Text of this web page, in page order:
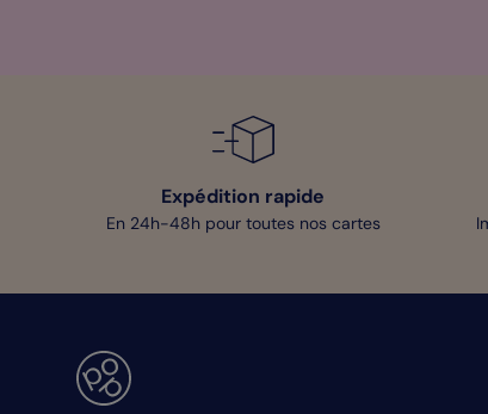
Expédition rapide
En 24h-48h pour toutes nos cartes